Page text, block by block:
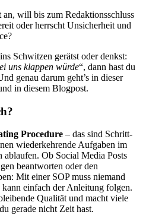
will bis zum Redaktionsschluss
oder herrscht Unsicherheit und
Schwitzen gerätst oder denkst:
uns klappen würde“, dann hast du
genau darum geht’s in dieser
in diesem Blogpost.
Procedure – das sind Schritt-
wiederkehrende Aufgaben im
ablaufen. Ob Social Media Posts
beantworten oder den
Mit einer SOP muss niemand
einfach der Anleitung folgen.
Qualität und macht viele
gerade nicht Zeit hast.